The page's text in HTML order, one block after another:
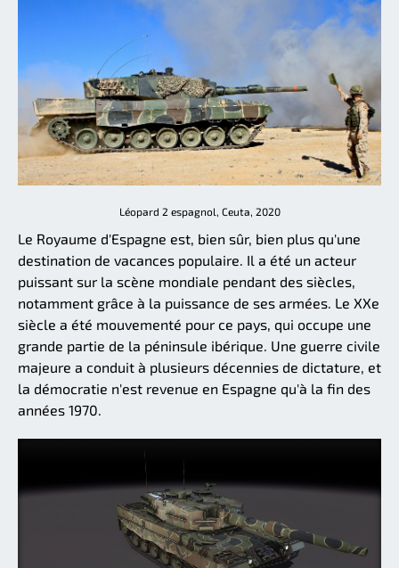
Léopard 2 espagnol, Ceuta, 2020
Le Royaume d'Espagne est, bien sûr, bien plus qu'une
destination de vacances populaire. Il a été un acteur
puissant sur la scène mondiale pendant des siècles,
notamment grâce à la puissance de ses armées. Le XXe
siècle a été mouvementé pour ce pays, qui occupe une
grande partie de la péninsule ibérique. Une guerre civile
majeure a conduit à plusieurs décennies de dictature, et
la démocratie n'est revenue en Espagne qu'à la fin des
années 1970.